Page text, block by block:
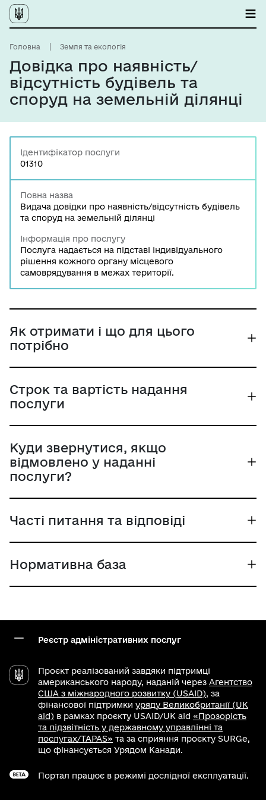
Головна Земля та екологія
Довідка про наявність/
відсутність будівель та
споруд на земельній ділянці
Ідентифікатор послуги
01310
Повна назва
Видача довідки про наявність/відсутність будівель
та споруд на земельній ділянці
Інформація про послугу
Послуга надається на підставі індивідуального
рішення кожного органу місцевого
самоврядування в межах території.
Як отримати і що для цього
потрібно
Строк та вартість надання
послуги
Куди звернутися, якщо
відмовлено у наданні
послуги?
Часті питання та відповіді
Нормативна база
Реєстр адміністративних послуг
Проєкт реалізований завдяки підтримці
американського народу, наданій через Агентство
США з міжнародного розвитку (USAID), за
фінансової підтримки уряду Великобританії (UK
aid) в рамках проєкту USAID/UK aid «Прозорість
та підзвітність у державному управлінні та
послугах/TAPAS» та за сприяння проєкту SURGe,
що фінансується Урядом Канади.
Портал працює в режимі дослідної експлуатації.